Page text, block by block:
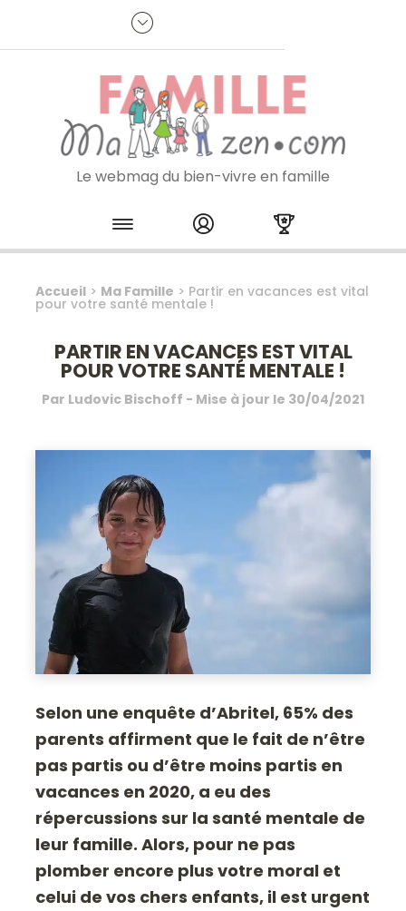
Je m'inscris à la newsletter
Le webmag du bien-vivre en famille
Skip to content
Accueil > Ma Famille > Partir en vacances est vital
pour votre santé mentale !
PARTIR EN VACANCES EST VITAL
POUR VOTRE SANTÉ MENTALE !
Par Ludovic Bischoff - Mise à jour le 30/04/2021
Selon une enquête d’Abritel, 65% des
parents affirment que le fait de n’être
pas partis ou d’être moins partis en
vacances en 2020, a eu des
répercussions sur la santé mentale de
leur famille. Alors, pour ne pas
plomber encore plus votre moral et
celui de vos chers enfants, il est urgent
Panneau de gestion des cookies